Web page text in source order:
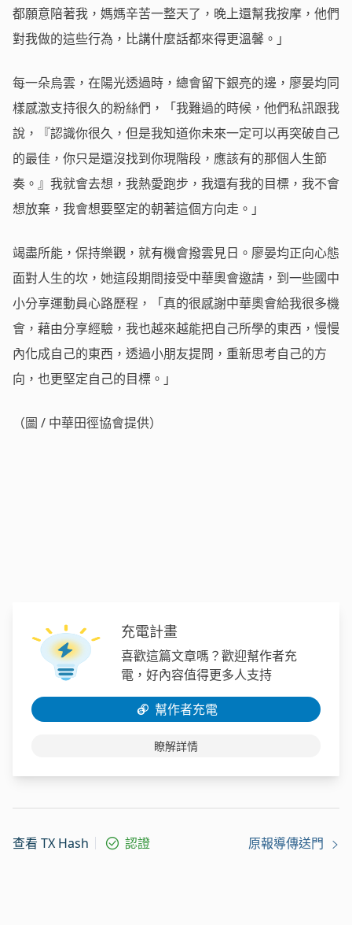
都願意陪著我，媽媽辛苦一整天了，晚上還幫我按摩，他們
對我做的這些行為，比講什麼話都來得更溫馨。」
每一朵烏雲，在陽光透過時，總會留下銀亮的邊，廖晏均同
樣感激支持很久的粉絲們，「我難過的時候，他們私訊跟我
說，『認識你很久，但是我知道你未來一定可以再突破自己
的最佳，你只是還沒找到你現階段，應該有的那個人生節
奏。』我就會去想，我熱愛跑步，我還有我的目標，我不會
想放棄，我會想要堅定的朝著這個方向走。」
竭盡所能，保持樂觀，就有機會撥雲見日。廖晏均正向心態
面對人生的坎，她這段期間接受中華奧會邀請，到一些國中
小分享運動員心路歷程，「真的很感謝中華奧會給我很多機
會，藉由分享經驗，我也越來越能把自己所學的東西，慢慢
內化成自己的東西，透過小朋友提問，重新思考自己的方
向，也更堅定自己的目標。」
（圖 / 中華田徑協會提供）
充電計畫
喜歡這篇文章嗎？歡迎幫作者充
電，好內容值得更多人支持
幫作者充電
瞭解詳情
查看 TX Hash 認證 原報導傳送門